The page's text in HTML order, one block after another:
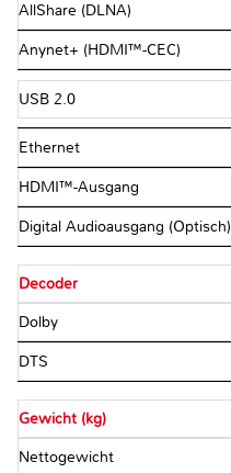
AllShare (DLNA)
Anynet+ (HDMI™-CEC)
USB 2.0
Ethernet
HDMI™-Ausgang
Digital Audioausgang (Optisch)
Decoder
Dolby
DTS
Gewicht (kg)
Nettogewicht